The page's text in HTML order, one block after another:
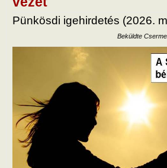
Pünkösdi igehirdetés (2026.
Beküldte